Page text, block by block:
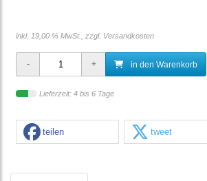
inkl. 19,00 % MwSt., zzgl. Versandkosten
in den Warenkorb
Lieferzeit: 4 bis 6 Tage
teilen tweet